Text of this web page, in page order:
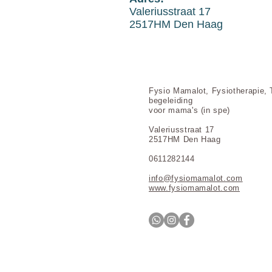
Valeriusstraat 17
2517HM Den Haag
Fysio Mamalot, Fysiotherapie,
begeleiding
voor mama's (in spe)
Valeriusstraat 17
2517HM Den Haag
0611282144
info@fysiomamalot.com
www.fysiomamalot.com